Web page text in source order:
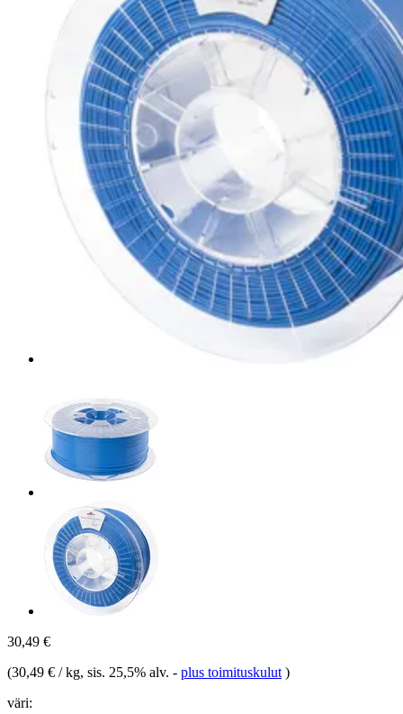
30,49 €
(30,49 € / kg, sis. 25,5% alv. - plus toimituskulut )
väri: